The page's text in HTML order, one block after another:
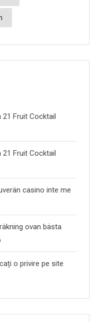
21 Fruit Cocktail
21 Fruit Cocktail
casino inte me
ovan bästa
o privire pe site